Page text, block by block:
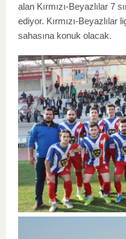
alan Kırmızı-Beyazlılar 7
ediyor. Kırmızı-Beyazlılar
sahasına konuk olacak.